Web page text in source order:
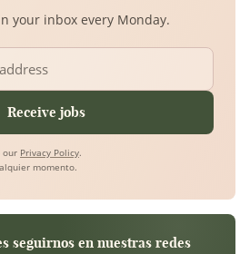
your inbox every Monday.
Receive jobs
our Privacy Policy.
momento.
seguirnos en nuestras redes